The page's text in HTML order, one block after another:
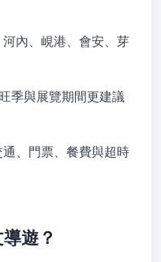
內、峴港、會安、芽
季與展覽期間更建議
、門票、餐費與超時
遊？